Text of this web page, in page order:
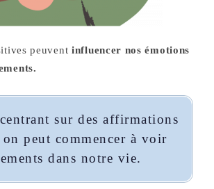
peuvent influencer nos émotions
sur des affirmations
peut commencer à voir
dans notre vie.